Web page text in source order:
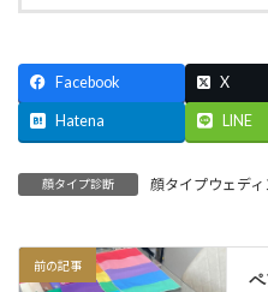
Facebook X
Hatena LINE
顔タイプ診断 顔タイプウェデ
前の記事